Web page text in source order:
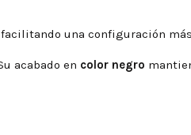
facilitando una configuración
acabado en color negro